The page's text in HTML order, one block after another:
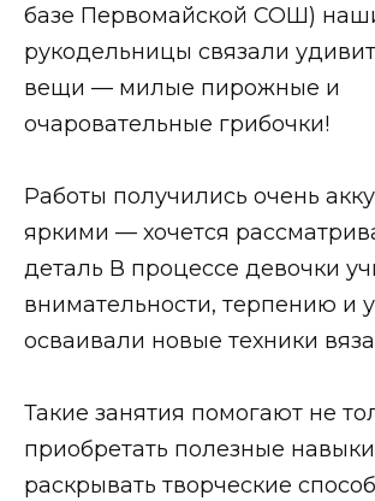
базе Первомайской СОШ)
рукодельницы связали
вещи — милые пирожные и
очаровательные грибочки!
Работы получились очень
яркими — хочется
деталь В процессе девочки
внимательности, терпению и
осваивали новые техники
Такие занятия помогают не
приобретать полезные
раскрывать творческие